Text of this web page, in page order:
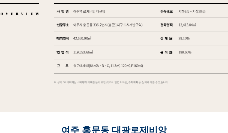
여주 홍문동 대광로제비앙